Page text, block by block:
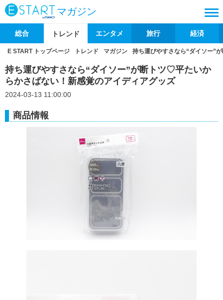
マガジン
総合 トレンド エンタメ 旅行 経済
E START トップページ トレンド マガジン 持ち運びやすさなら“ダイソー”
持ち運びやすさなら“ダイソー”が断トツ♡平たいか
らかさばない！新感覚のアイディアグッズ
2024-03-13 11:00:00
商品情報